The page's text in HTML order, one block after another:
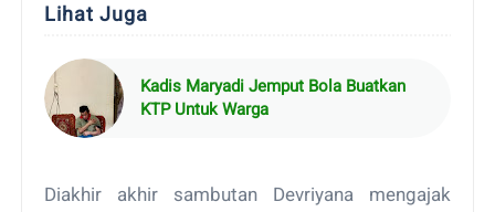
Lihat Juga
Kadis Maryadi Jemput Bola Buatkan
KTP Untuk Warga
Diakhir akhir sambutan Devriyana mengajak